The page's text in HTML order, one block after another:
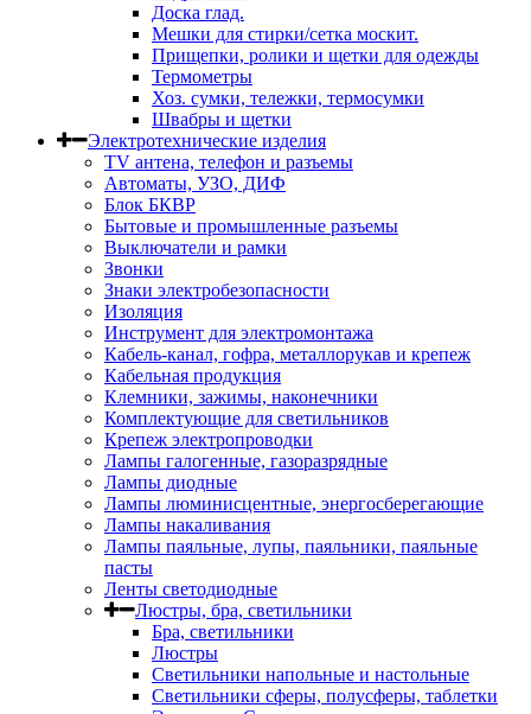
Доска глад.
Мешки для стирки/сетка москит.
Прищепки, ролики и щетки для одежды
Термометры
Хоз. сумки, тележки, термосумки
Швабры и щетки
Электротехнические изделия
TV aнтена, телефон и разъемы
Автоматы, УЗО, ДИФ
Блок БКВР
Бытовые и промышленные разъемы
Выключатели и рамки
Звонки
Знаки электробезопасности
Изоляция
Инструмент для электромонтажа
Кабель-канал, гофра, металлорукав и крепеж
Кабельная продукция
Клемники, зажимы, наконечники
Комплектующие для светильников
Крепеж электропроводки
Лампы галогенные, газоразрядные
Лампы диодные
Лампы люминисцентные, энергосберегающие
Лампы накаливания
Лампы паяльные, лупы, паяльники, паяльные
пасты
Ленты светодиодные
Люстры, бра, светильники
Бра, светильники
Люстры
Светильники напольные и настольные
Светильники сферы, полусферы, таблетки